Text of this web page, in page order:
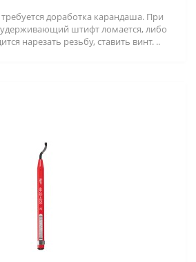
доработка карандаша. При
удерживающий штифт ломается, либо
нарезать резьбу, ставить винт. ..